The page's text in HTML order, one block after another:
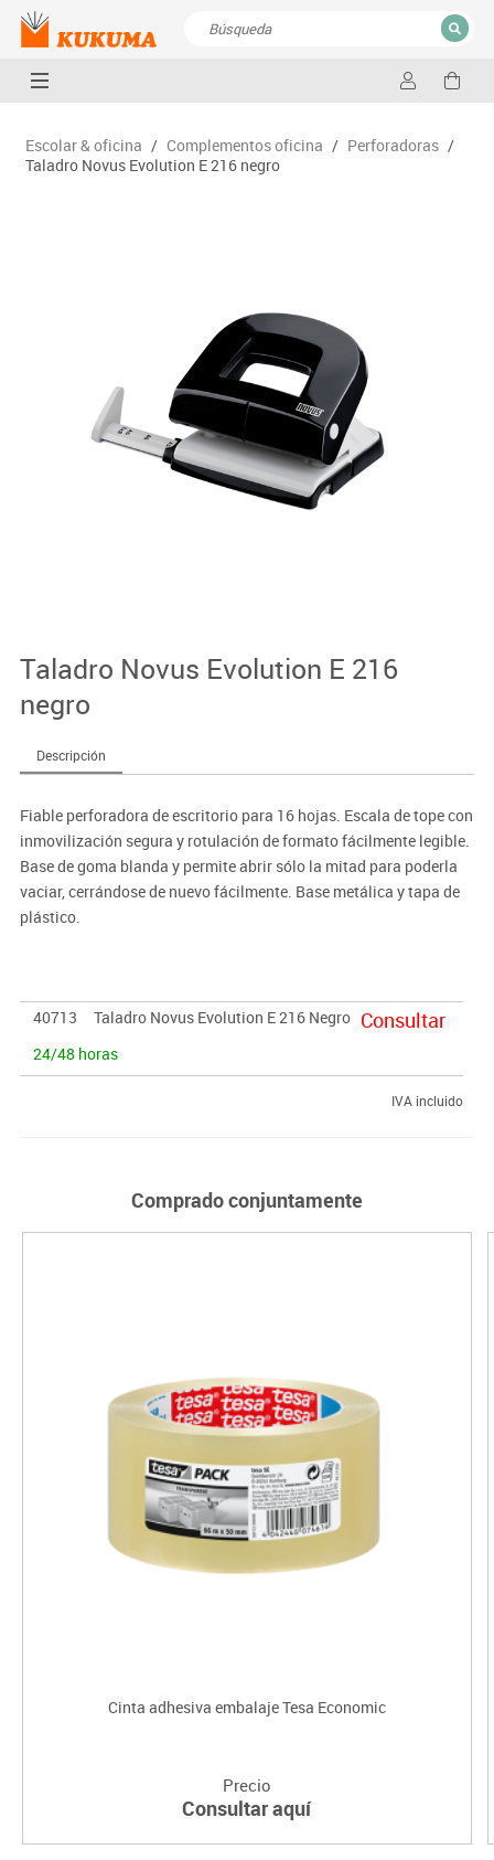
CERRAR
Escolar & oficina / Complementos oficina / Perforadoras /
Taladro Novus Evolution E 216 negro
Taladro Novus Evolution E 216
negro
Descripción
Fiable perforadora de escritorio para 16 hojas. Escala de tope con
inmovilización segura y rotulación de formato fácilmente legible.
Base de goma blanda y permite abrir sólo la mitad para poderla
vaciar, cerrándose de nuevo fácilmente. Base metálica y tapa de
plástico.
40713
Taladro Novus Evolution E 216 Negro
24/48 horas
Consultar
IVA incluido
Comprado conjuntamente
Cinta adhesiva embalaje Tesa Economic
Precio
Consultar aquí